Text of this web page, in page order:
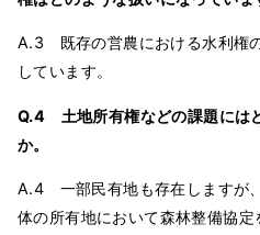
A.3 既存の営農における水利権
しています。
Q.4 土地所有権などの課題には
か。
A.4 一部民有地も存在しますが
体の所有地において森林整備協